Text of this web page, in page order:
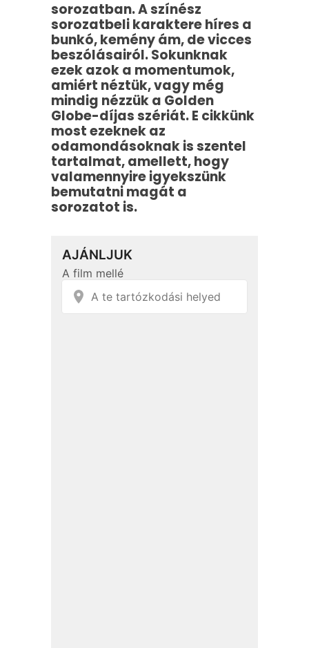
sorozatban. A színész
sorozatbeli karaktere híres a
bunkó, kemény ám, de vicces
beszólásairól. Sokunknak
ezek azok a momentumok,
amiért néztük, vagy még
mindig nézzük a Golden
Globe-díjas szériát. E cikkünk
most ezeknek az
odamondásoknak is szentel
tartalmat, amellett, hogy
valamennyire igyekszünk
bemutatni magát a
sorozatot is.